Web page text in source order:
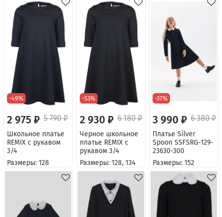
-49%
2 975 ₽ 5 790 ₽
Школьное платье
REMIX с рукавом
3/4
Размеры: 128
-53%
2 930 ₽ 6 180 ₽
Черное школьное
платье REMIX с
рукавом 3/4
Размеры: 128, 134
-37%
3 990 ₽ 6 380 ₽
Платье Silver
Spoon SSFSRG-129-
23630-300
Размеры: 152